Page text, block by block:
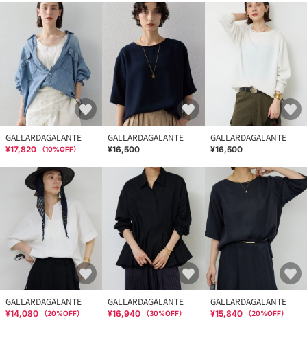
GALLARDAGALANTE
¥17,820 （10%OFF）
GALLARDAGALANTE
¥16,500
GALLARDAGALANTE
¥16,500
GALLARDAGALANTE
¥14,080 （20%OFF）
GALLARDAGALANTE
¥16,940 （30%OFF）
GALLARDAGALANTE
¥15,840 （20%OFF）